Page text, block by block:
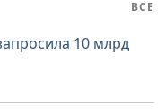
ВСЕ
10 млрд